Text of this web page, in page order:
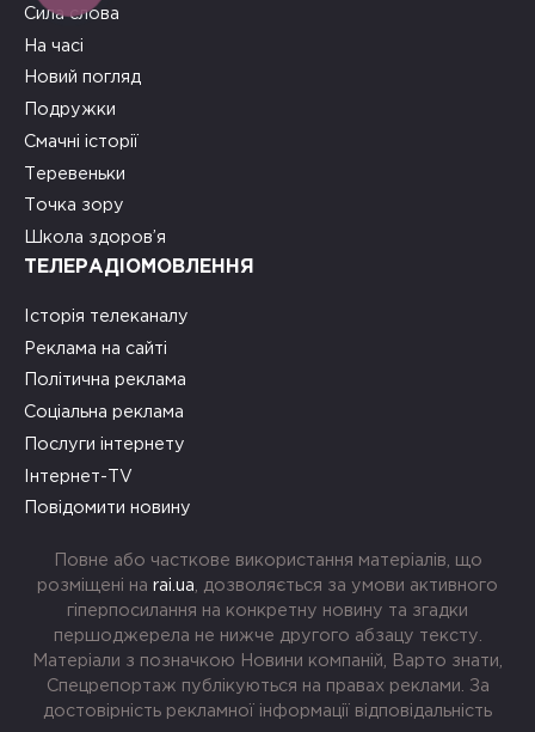
Сила слова
На часі
Новий погляд
Подружки
Смачні історії
Теревеньки
Точка зору
Школа здоров’я
ТЕЛЕРАДІОМОВЛЕННЯ
Історія телеканалу
Реклама на сайті
Політична реклама
Соціальна реклама
Послуги інтернету
Інтернет-TV
Повідомити новину
Повне або часткове використання матеріалів, що
розміщені на rai.ua , дозволяється за умови активного
гіперпосилання на конкретну новину та згадки
першоджерела не нижче другого абзацу тексту.
Матеріали з позначкою Новини компаній, Варто знати,
Спецрепортаж публікуються на правах реклами. За
достовірність рекламної інформації відповідальність